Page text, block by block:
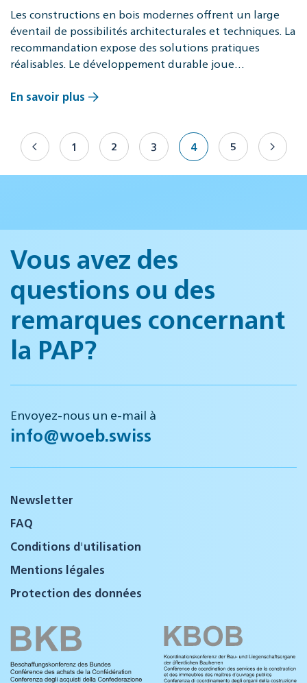
Les constructions en bois modernes offrent un large
éventail de possibilités architecturales et techniques. La
recommandation expose des solutions pratiques
réalisables. Le développement durable joue…
En savoir plus
1 2 3 4 5
Vous avez des
questions ou des
remarques concernant
la PAP?
Envoyez-nous un e-mail à
info@woeb.swiss
Newsletter
FAQ
Conditions d'utilisation
Mentions légales
Protection des données